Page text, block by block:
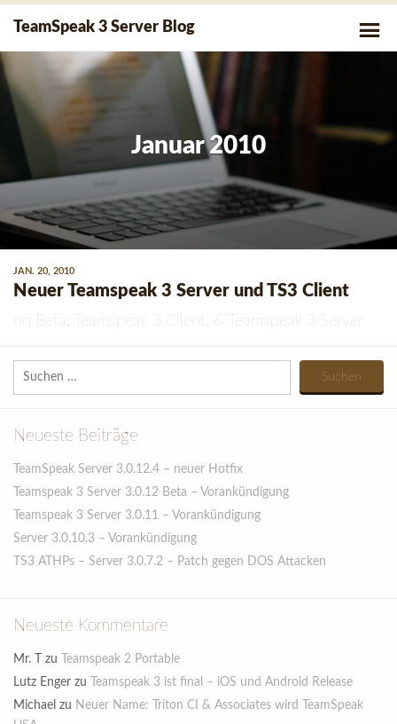
content
TeamSpeak 3 Server Blog
Januar 2010
JAN. 20, 2010
Neuer Teamspeak 3 Server und TS3 Client
Beta, Teamspeak 3 Client , & Teamspeak 3 Server
Suchen
Neueste Beiträge
TeamSpeak Server 3.0.12.4 – neuer Hotfix
Teamspeak 3 Server 3.0.12 Beta – Vorankündigung
Teamspeak 3 Server 3.0.11 – Vorankündigung
Server 3.0.10.3 – Vorankündigung
TS3 ATHPs – Server 3.0.7.2 – Patch gegen DOS Attacken
Neueste Kommentare
Mr. T zu
Teamspeak 2 Portable
Lutz Enger zu
Teamspeak 3 ist final – iOS und Android Release
Michael zu Neuer Name: Triton CI & Associates wird TeamSpeak